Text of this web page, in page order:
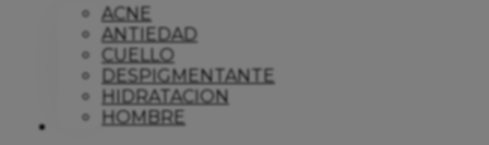
ACNE
ANTIEDAD
CUELLO
DESPIGMENTANTE
HIDRATACION
HOMBRE
Solar